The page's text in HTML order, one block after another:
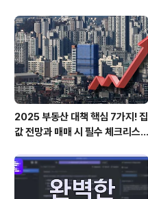
2025 부동산 대책 핵심 7가지! 집
값 전망과 매매 시 필수 체크리스